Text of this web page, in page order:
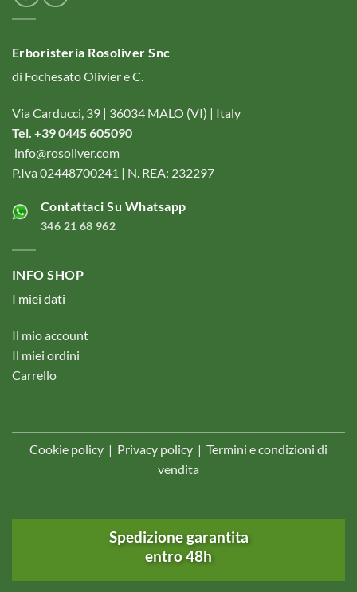
Erboristeria Rosoliver Snc
di Fochesato Olivier e C.
Via Carducci, 39 | 36034 MALO (VI) | Italy
Tel. +39 0445 605090
info@rosoliver.com
P.Iva 02448700241 | N. REA: 232297
Contattaci Su Whatsapp
346 21 68 962
INFO SHOP
I miei dati
Il mio account
Il miei ordini
Carrello
Cookie policy | Privacy policy | Termini e condizioni di
vendita
Spedizione garantita
entro 48h